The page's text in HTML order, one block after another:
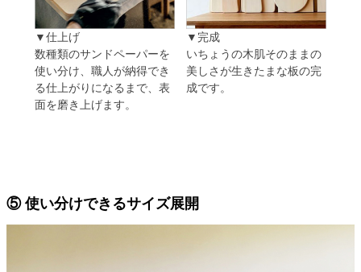
▼仕上げ
数種類のサンドペーパーを
使い分け、職人が納得でき
る仕上がりになるまで、表
面を磨き上げます。
▼完成
いちょうの木肌そのままの
美しさが生きたまな板の完
成です。
⑤ 使い分けできるサイズ展開